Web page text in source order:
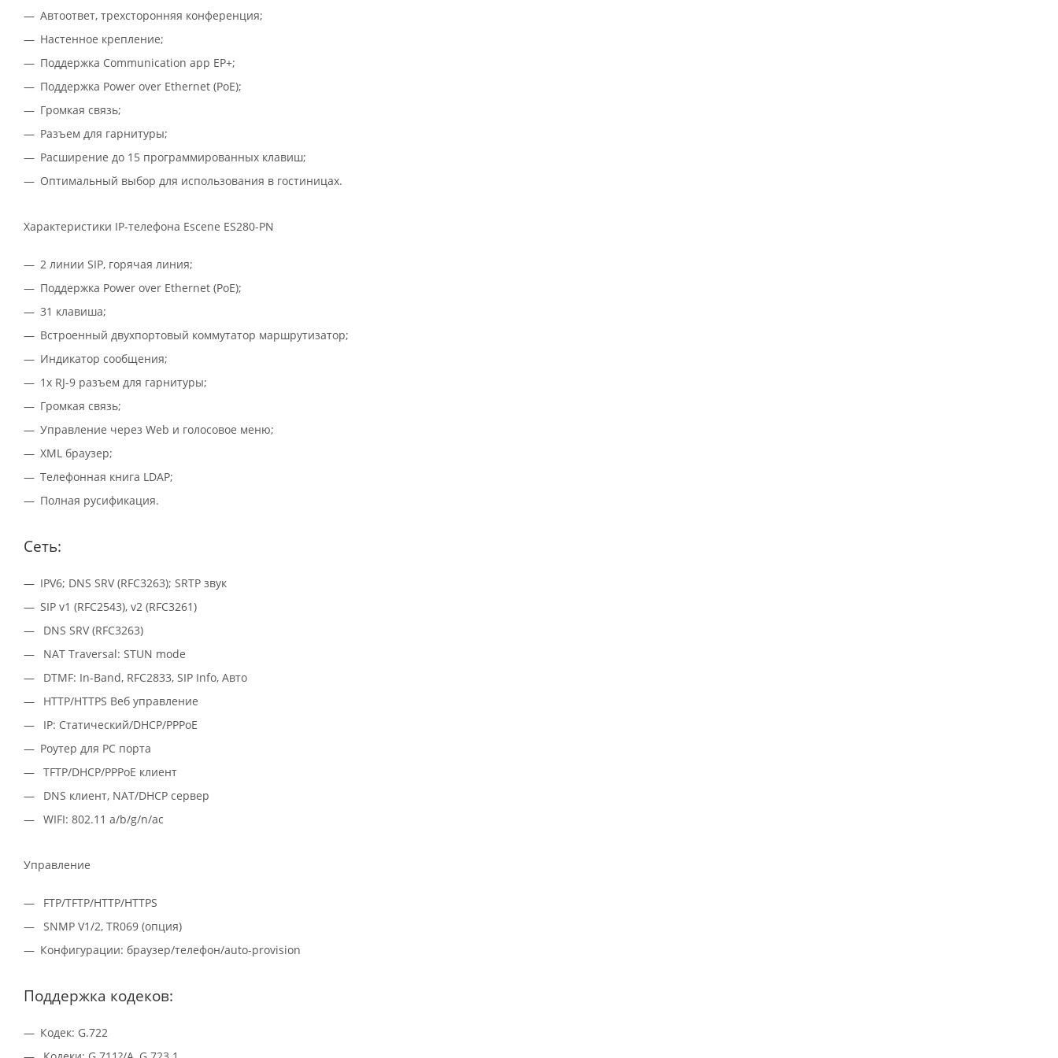
Автоответ, трехсторонняя конференция;
Настенное крепление;
Поддержка Communication app EP+;
Поддержка Power over Ethernet (PoE);
Громкая связь;
Разъем для гарнитуры;
Расширение до 15 программированных клавиш;
Оптимальный выбор для использования в гостиницах.
Характеристики IP-телефона Escene ES280-PN
2 линии SIP, горячая линия;
Поддержка Power over Ethernet (PoE);
31 клавиша;
Встроенный двухпортовый коммутатор маршрутизатор;
Индикатор сообщения;
1x RJ-9 разъем для гарнитуры;
Громкая связь;
Управление через Web и голосовое меню;
XML браузер;
Телефонная книга LDAP;
Полная русификация.
Сеть:
IPV6; DNS SRV (RFC3263); SRTP звук
SIP v1 (RFC2543), v2 (RFC3261)
DNS SRV (RFC3263)
NAT Traversal: STUN mode
DTMF: In-Band, RFC2833, SIP Info, Авто
HTTP/HTTPS Веб управление
IP: Статический/DHCP/PPPoE
Роутер для PC порта
TFTP/DHCP/PPPoE клиент
DNS клиент, NAT/DHCP сервер
WIFI: 802.11 a/b/g/n/ac
Управление
FTP/TFTP/HTTP/HTTPS
SNMP V1/2, TR069 (опция)
Конфигурации: браузер/телефон/auto-provision
Поддержка кодеков:
Кодек: G.722